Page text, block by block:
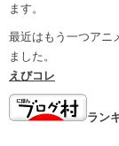
ます。
最近はもう一つアニ
ました。
えびコレ
ラン